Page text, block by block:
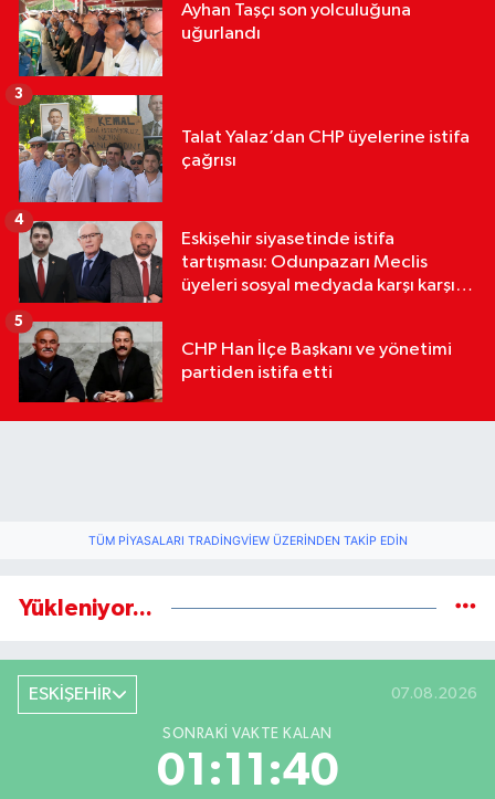
Ayhan Taşçı son yolculuğuna
uğurlandı
Talat Yalaz’dan CHP üyelerine istifa
çağrısı
3
Eskişehir siyasetinde istifa
tartışması: Odunpazarı Meclis
üyeleri sosyal medyada karşı karşıya
4
CHP Han İlçe Başkanı ve yönetimi
partiden istifa etti
5
TÜM PIYASALARI TRADINGVIEW ÜZERINDEN TAKIP EDIN
Yükleniyor...
ESKİŞEHİR 07.08.2026
SONRAKI VAKTE KALAN
01:11:39